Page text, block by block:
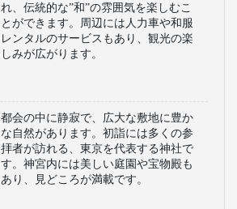
れ、伝統的な”和”の雰囲気を楽しむこ
とができます。周辺には人力車や和服
レンタルのサービスもあり、観光の楽
しみが広がります。
都会の中に静寂で、広大な敷地に豊か
な自然があります。初詣には多くの参
拝者が訪れる、東京を代表する神社で
す。神宮内には美しい庭園や宝物殿も
あり、見どころが満載です。